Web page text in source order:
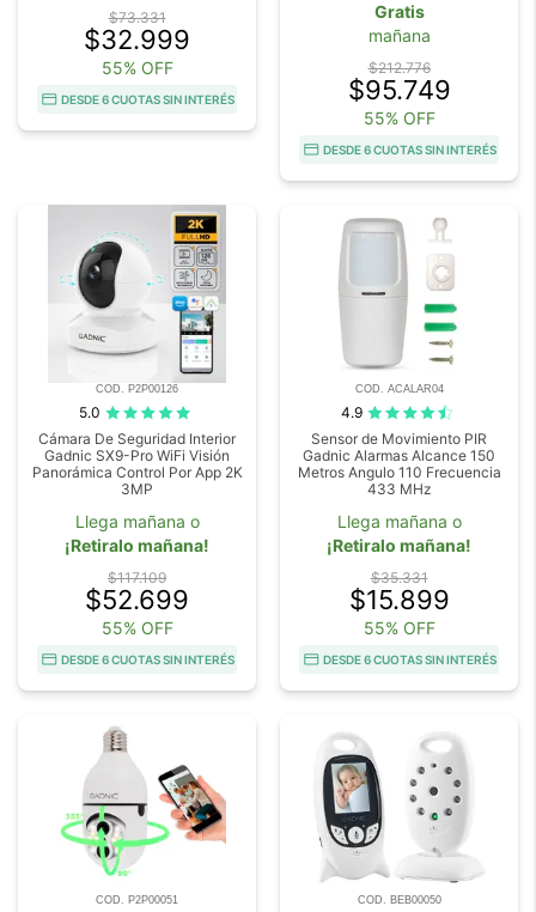
$73.331
$32.999
55% OFF
DESDE 6 CUOTAS SIN INTERÉS
Gratis
mañana
$212.776
$95.749
55% OFF
DESDE 6 CUOTAS SIN INTERÉS
COD. P2P00126
5.0
Cámara De Seguridad Interior
Gadnic SX9-Pro WiFi Visión
Panorámica Control Por App 2K
3MP
Llega mañana o
¡Retiralo mañana!
$117.109
$52.699
55% OFF
DESDE 6 CUOTAS SIN INTERÉS
COD. ACALAR04
4.9
Sensor de Movimiento PIR
Gadnic Alarmas Alcance 150
Metros Angulo 110 Frecuencia
433 MHz
Llega mañana o
¡Retiralo mañana!
$35.331
$15.899
55% OFF
DESDE 6 CUOTAS SIN INTERÉS
COD. P2P00051 COD. BEB00050